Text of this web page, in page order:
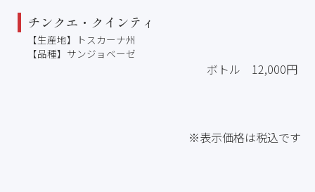
チンクエ・クインティ
【生産地】トスカーナ州
【品種】サンジョベーゼ
ボトル 12,000円
※表示価格は税込です